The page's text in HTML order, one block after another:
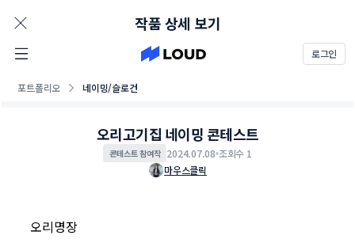
로그인
포트폴리오 네이밍/슬로건
작품 상세 보기
오리고기집 네이밍 콘테스트
콘테스트 참여작 2024.07.08 조회수 1
마우스클릭
오리명장